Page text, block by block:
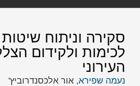
סקירה וניתוח
לכימות ולקידום
העירוני
נעמה שפירא, אור אלכסנדרוביץ'